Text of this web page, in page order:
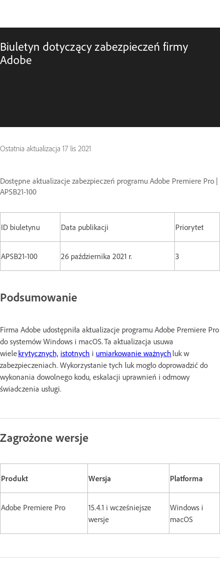
Biuletyn dotyczący zabezpieczeń firmy
Adobe
Ostatnia aktualizacja 17 lis 2021
Dostępne aktualizacje zabezpieczeń programu Adobe Premiere Pro |
APSB21-100
ID biuletynu Data publikacji Priorytet
APSB21-100 26 października 2021 r. 3
Podsumowanie
Firma Adobe udostępniła aktualizacje programu Adobe Premiere Pro
do systemów Windows i macOS. Ta aktualizacja usuwa
wielekrytycznych, istotnych i umiarkowanie ważnych luk w
zabezpieczeniach. Wykorzystanie tych luk mogło doprowadzić do
wykonania dowolnego kodu, eskalacji uprawnień i odmowy
świadczenia usługi.
Zagrożone wersje
Produkt Wersja Platforma
Adobe Premiere Pro
15.4.1 i wcześniejsze
wersje
Windows i
macOS